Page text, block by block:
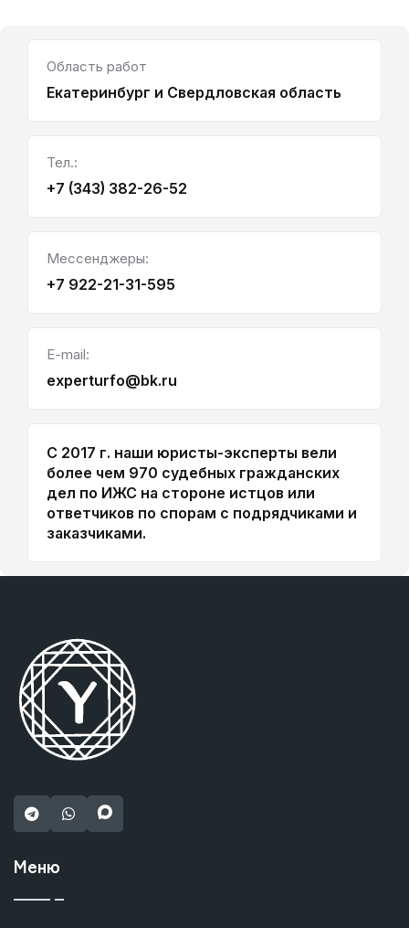
Область работ
Екатеринбург и Свердловская область
Тел.:
+7 (343) 382-26-52
Мессенджеры:
+7 922-21-31-595
E-mail:
experturfo@bk.ru
С 2017 г. наши юристы-эксперты вели
более чем 970 судебных гражданских
дел по ИЖС на стороне истцов или
ответчиков по спорам с подрядчиками и
заказчиками.
Меню